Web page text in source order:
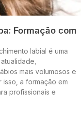
Formação com
labial é uma
mais volumosos e
a formação em
profissionais e